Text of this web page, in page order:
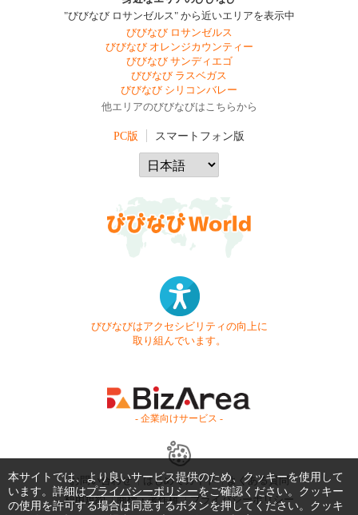
"びびなび ロサンゼルス" から近いエリアを表示中
びびなび ロサンゼルス
びびなび オレンジカウンティー
びびなび サンディエゴ
びびなび ラスベガス
びびなび シリコンバレー
他エリアのびびなびはこちらから
PC版 スマートフォン版
びびなびはアクセシビリティの向上に
取り組んでいます。
- 企業向けサービス -
お問い合わせ はじめてガイド
よくある質問
利用規約
商標・著作権 プライバシーポリシー
本サイトでは、より良いサービス提供のため、クッキーを使用して
います。詳細はプライバシーポリシーをご確認ください。クッキー
の使用を許可する場合は同意するボタンを押してください。クッキ